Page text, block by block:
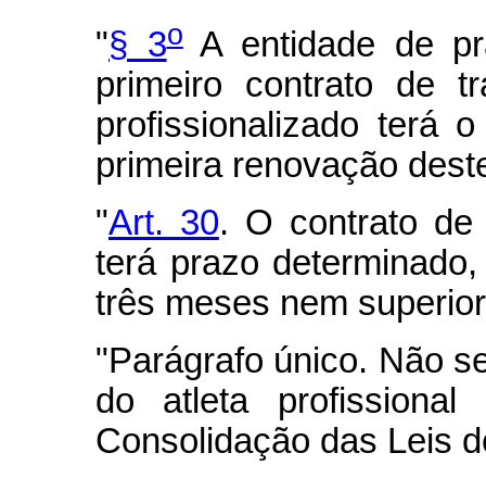
"§ 3oA entidade de
primeiro contrato de
profissionalizado terá
primeira renovação
"Art. 30. O contrato de
terá prazo
três meses nem
"Parágrafo único. Não
do atleta
Consolidação das Leis